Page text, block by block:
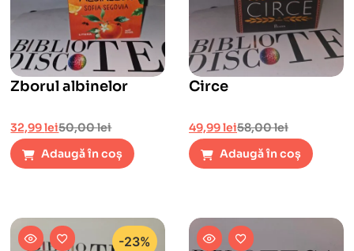
Zborul albinelor
50,00lei
32,99lei
Adaugă în coș
Circe
58,00lei
49,99lei
Adaugă în coș
-23%